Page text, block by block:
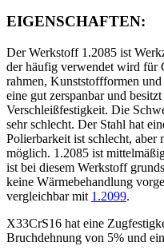
EIGENSCHAFTEN:
Der Werkstoff 1.2085 ist
der häufig verwendet wird für
rahmen, Kunststoffformen
eine gut zerspanbar und
Verschleißfestigkeit. Die
sehr schlecht. Der Stahl hat
Polierbarkeit ist schlecht, aber
möglich. 1.2085 ist
ist bei diesem Werkstoff
keine Wärmebehandlung
vergleichbar mit 1.2099.
X33CrS16 hat eine
Bruchdehnung von 5% und